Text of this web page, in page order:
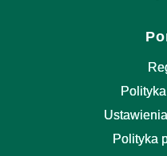
Polityka